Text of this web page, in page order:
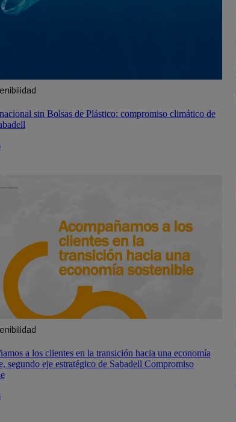
sin Bolsas de Plástico: compromiso climático de
a los clientes en la transición hacia una economía
segundo eje estratégico de Sabadell Compromiso